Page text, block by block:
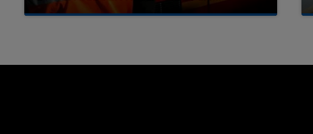
Un homme s'est immolé par le feu après avoir